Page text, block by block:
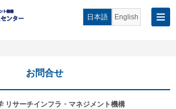
日本語 English
お問合せ
リサーチインフラ・マネジメント機構